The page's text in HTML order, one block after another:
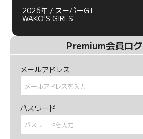
2026年 / スーパーGT
WAKO'S GIRLS
Premium会員ロ
メールアドレス
パスワード